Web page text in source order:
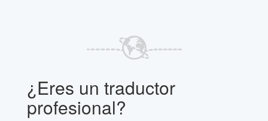
¿Eres un traductor
profesional?